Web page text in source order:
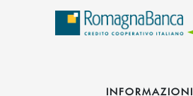
INFORMAZIONI